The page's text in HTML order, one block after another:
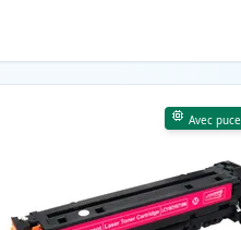
Avec puce